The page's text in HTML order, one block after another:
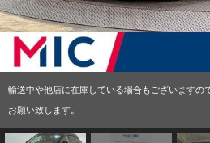
輸送中や他店に在庫している場合もございますの
お願い致します。